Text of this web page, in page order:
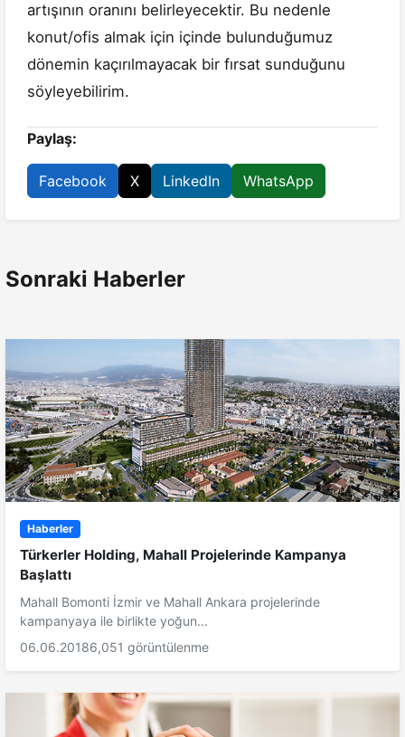
artışının oranını belirleyecektir. Bu nedenle
konut/ofis almak için içinde bulunduğumuz
dönemin kaçırılmayacak bir fırsat sunduğunu
söyleyebilirim.
Paylaş:
Facebook X LinkedIn WhatsApp
Sonraki Haberler
Haberler
Türkerler Holding, Mahall Projelerinde Kampanya
Başlattı
Mahall Bomonti İzmir ve Mahall Ankara projelerinde
kampanyaya ile birlikte yoğun...
06.06.20186,051 görüntülenme